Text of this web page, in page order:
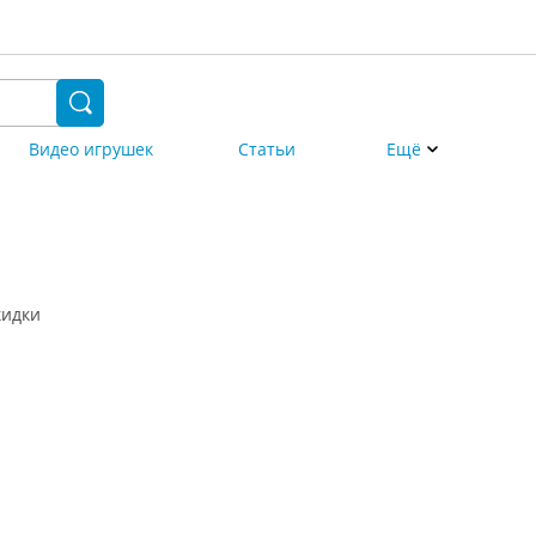
Видео игрушек Статьи Ещё